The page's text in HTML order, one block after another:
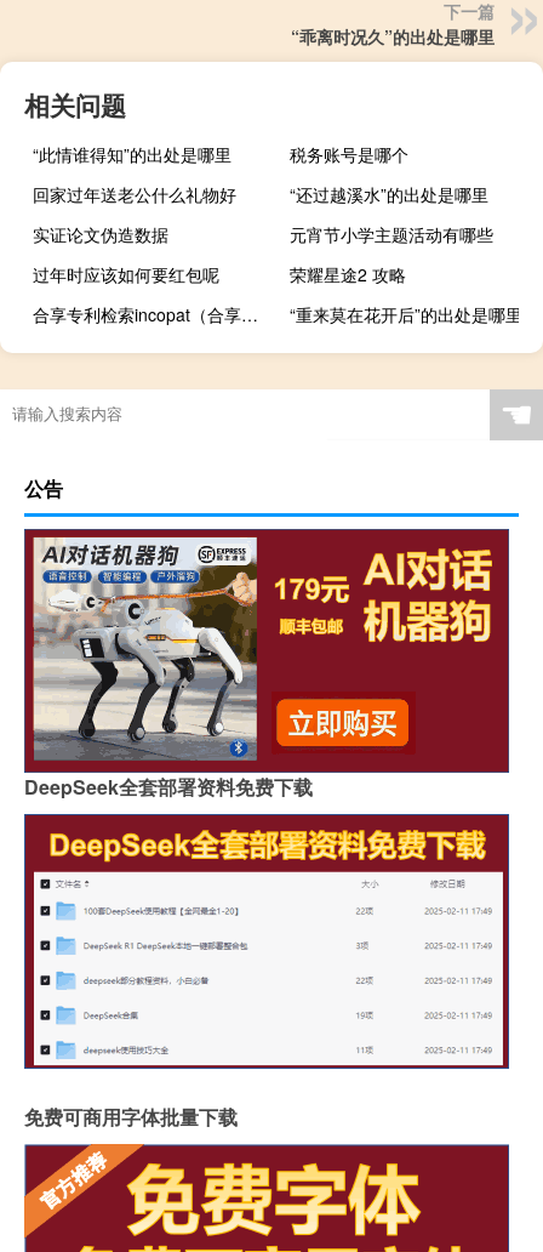
下一篇
“乖离时况久”的出处是哪里
相关问题
“此情谁得知”的出处是哪里
税务账号是哪个
回家过年送老公什么礼物好
“还过越溪水”的出处是哪里
实证论文伪造数据
元宵节小学主题活动有哪些
过年时应该如何要红包呢
荣耀星途2 攻略
合享专利检索incopat（合享专利检索）
“重来莫在花开后”的出处是哪里
☚
公告
DeepSeek全套部署资料免费下载
免费可商用字体批量下载